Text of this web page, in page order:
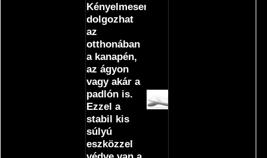
Kényelmesen
dolgozhat
az
otthonában
a kanapén,
az ágyon
vagy akár a
padlón is.
Ezzel a
stabil kis
súlyú
eszközzel